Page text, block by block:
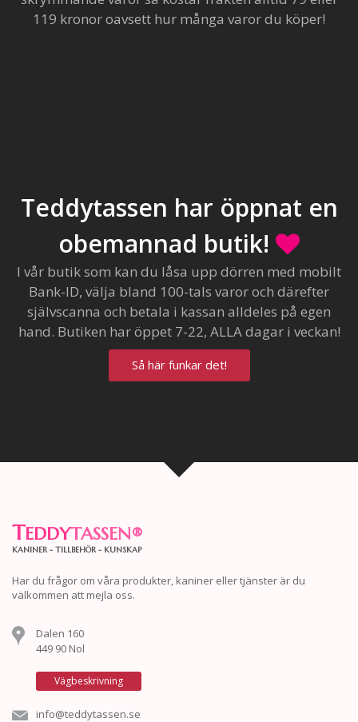
119 kronor oavsett hur många varor du köper!
Teddytassen har öppnat en
obemannad butik!
I vår butik som kan du låsa upp dörren med mobilt
Bank-ID, välja bland 100-tals varor och därefter
självscanna och betala i kassan alldeles på egen
hand. Butiken har öppet 7-22, ALLA dagar i veckan!
Så här funkar det!
TEDDYTASSEN®
KANINER - TILLBEHÖR - KUNSKAP
Har du frågor om våra produkter, kaniner eller tjänster är du
välkommen att mejla oss.
Dalen 160
449 90 Nol
Vägbeskrivning
info@teddytassen.se